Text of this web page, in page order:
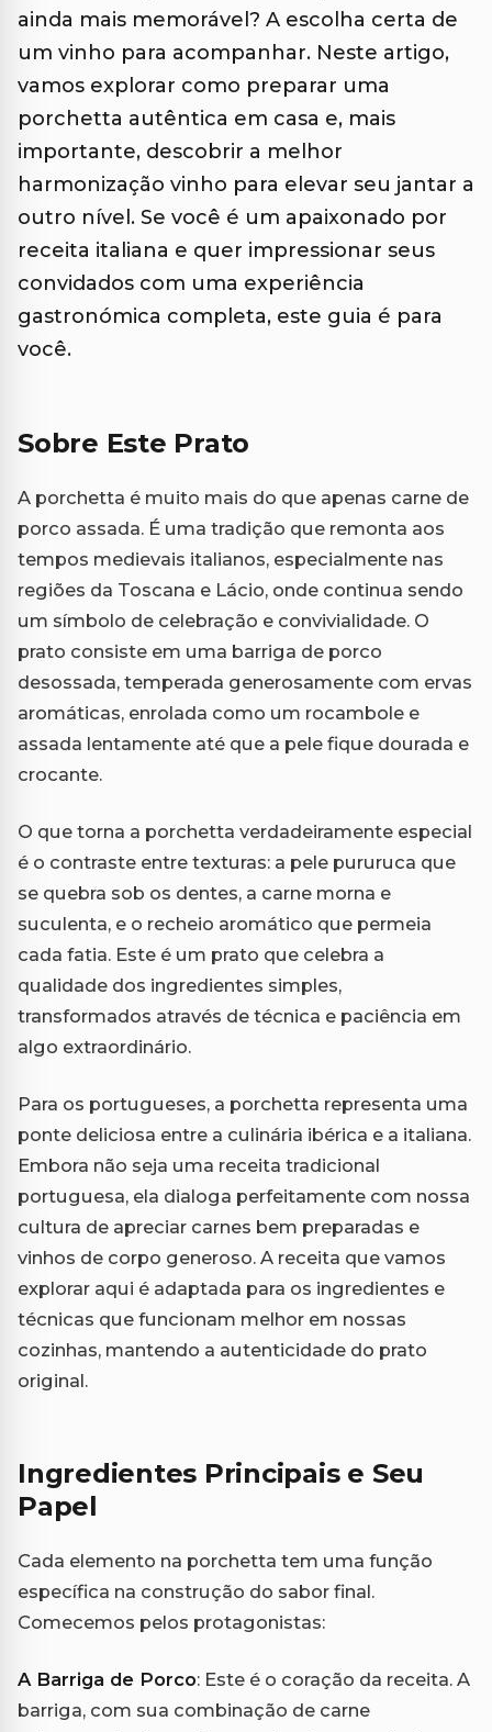
ainda mais memorável? A escolha certa de
um vinho para acompanhar. Neste artigo,
vamos explorar como preparar uma
porchetta autêntica em casa e, mais
importante, descobrir a melhor
harmonização vinho para elevar seu jantar a
outro nível. Se você é um apaixonado por
receita italiana e quer impressionar seus
convidados com uma experiência
gastronómica completa, este guia é para
você.
Sobre Este Prato
A porchetta é muito mais do que apenas carne de
porco assada. É uma tradição que remonta aos
tempos medievais italianos, especialmente nas
regiões da Toscana e Lácio, onde continua sendo
um símbolo de celebração e convivialidade. O
prato consiste em uma barriga de porco
desossada, temperada generosamente com ervas
aromáticas, enrolada como um rocambole e
assada lentamente até que a pele fique dourada e
crocante.
O que torna a porchetta verdadeiramente especial
é o contraste entre texturas: a pele pururuca que
se quebra sob os dentes, a carne morna e
suculenta, e o recheio aromático que permeia
cada fatia. Este é um prato que celebra a
qualidade dos ingredientes simples,
transformados através de técnica e paciência em
algo extraordinário.
Para os portugueses, a porchetta representa uma
ponte deliciosa entre a culinária ibérica e a italiana.
Embora não seja uma receita tradicional
portuguesa, ela dialoga perfeitamente com nossa
cultura de apreciar carnes bem preparadas e
vinhos de corpo generoso. A receita que vamos
explorar aqui é adaptada para os ingredientes e
técnicas que funcionam melhor em nossas
cozinhas, mantendo a autenticidade do prato
original.
Ingredientes Principais e Seu
Papel
Cada elemento na porchetta tem uma função
específica na construção do sabor final.
Comecemos pelos protagonistas:
A Barriga de Porco: Este é o coração da receita. A
barriga, com sua combinação de carne